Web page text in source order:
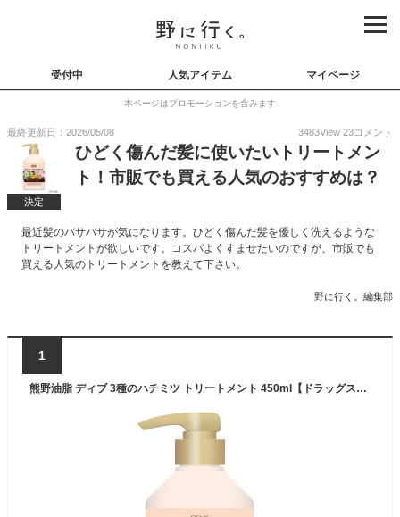
受付中 人気アイテム マイページ
本ページはプロモーションを含みます
最終更新日：2026/05/08 3483View 23コメント
決定
ひどく傷んだ髪に使いたいトリートメン
ト！市販でも買える人気のおすすめは？
最近髪のバサバサが気になります。ひどく傷んだ髪を優しく洗えるような
トリートメントが欲しいです。コスパよくすませたいのですが、市販でも
買える人気のトリートメントを教えて下さい。
野に行く。編集部
1
熊野油脂 ディブ 3種のハチミツ トリートメント 450ml【ドラッグストア】【ゆうパック対応】